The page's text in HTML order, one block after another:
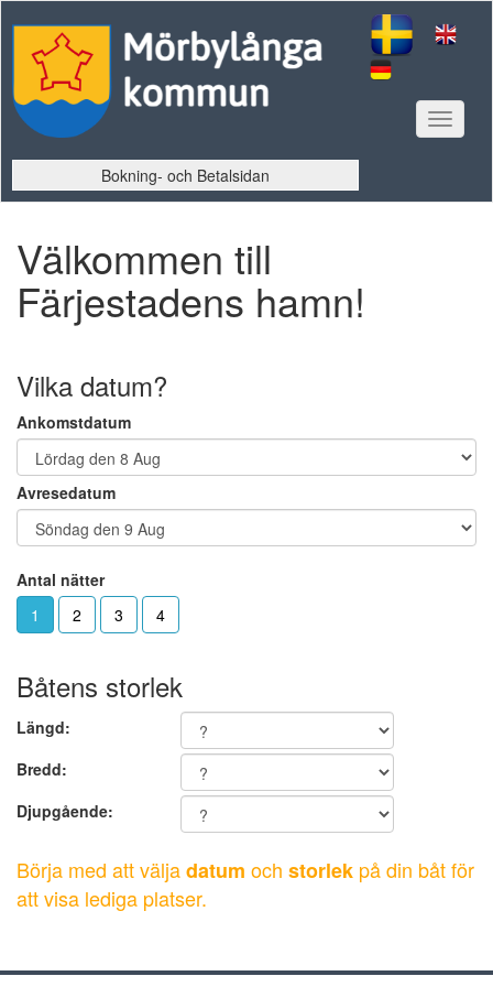
Bokning- och Betalsidan
Toggle
Välkommen till
Färjestadens hamn!
Vilka datum?
Ankomstdatum
Avresedatum
Antal nätter
1
2 3 4
Båtens storlek
Längd:
Bredd:
Djupgående:
Börja med att väljadatum och storlek på din båt för
att visa lediga platser.